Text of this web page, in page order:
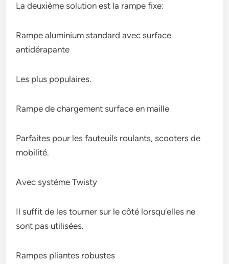
La deuxième solution est la rampe fixe:
Rampe aluminium standard avec surface
antidérapante
Les plus populaires.
Rampe de chargement surface en maille
Parfaites pour les fauteuils roulants, scooters de
mobilité.
Avec système Twisty
Il suffit de les tourner sur le côté lorsqu’elles ne
sont pas utilisées.
Rampes pliantes robustes